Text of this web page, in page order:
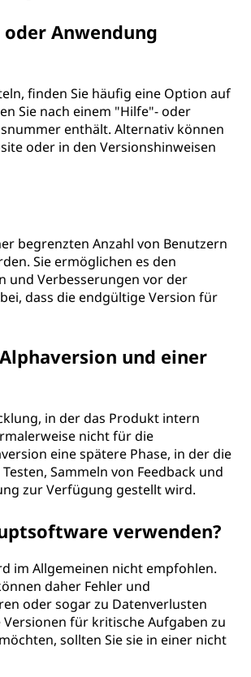
Anwendung
finden Sie häufig eine Option auf
Sie nach einem "Hilfe"- oder
enthält. Alternativ können
oder in den Versionshinweisen
begrenzten Anzahl von Benutzern
Sie ermöglichen es den
und Verbesserungen vor der
dass die endgültige Version für
und einer
in der das Produkt intern
nicht für die
eine spätere Phase, in der die
Sammeln von Feedback und
zur Verfügung gestellt wird.
verwenden?
im Allgemeinen nicht empfohlen.
daher Fehler und
oder sogar zu Datenverlusten
für kritische Aufgaben zu
sollten Sie sie in einer nicht